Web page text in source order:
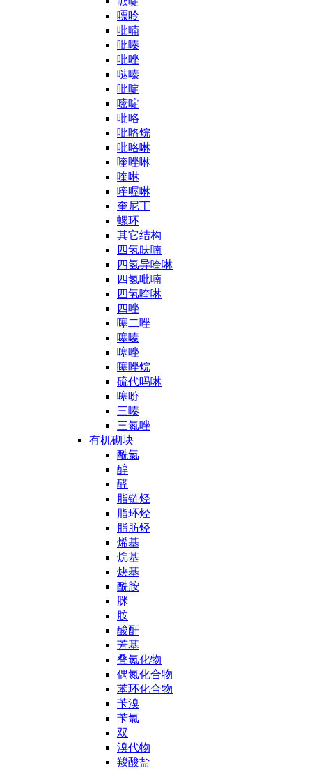
嘌呤
吡喃
吡嗪
吡唑
哒嗪
吡啶
嘧啶
吡咯
吡咯烷
吡咯啉
喹唑啉
喹啉
喹喔啉
奎尼丁
螺环
其它结构
四氢呋喃
四氢异喹啉
四氢吡喃
四氢喹啉
四唑
噻二唑
噻嗪
噻唑
噻唑烷
硫代吗啉
噻吩
三嗪
三氮唑
有机砌块
酰氯
醇
醛
脂链烃
脂环烃
脂肪烃
烯基
烷基
炔基
酰胺
脒
胺
酸酐
芳基
叠氮化物
偶氮化合物
苯环化合物
苄溴
苄氯
双
溴代物
羧酸盐